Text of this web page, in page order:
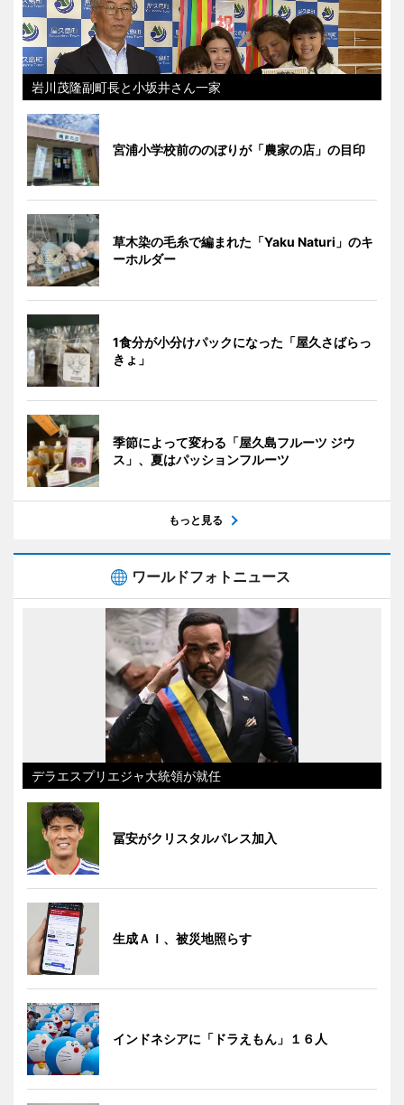
岩川茂隆副町長と小坂井さん一家
宮浦小学校前ののぼりが「農家の店」の目印
草木染の毛糸で編まれた「Yaku Naturi」のキ
ーホルダー
1食分が小分けパックになった「屋久さばらっ
きょ」
季節によって変わる「屋久島フルーツ ジウ
ス」、夏はパッションフルーツ
もっと見る
ワールドフォトニュース
デラエスプリエジャ大統領が就任
冨安がクリスタルパレス加入
生成ＡＩ、被災地照らす
インドネシアに「ドラえもん」１６人